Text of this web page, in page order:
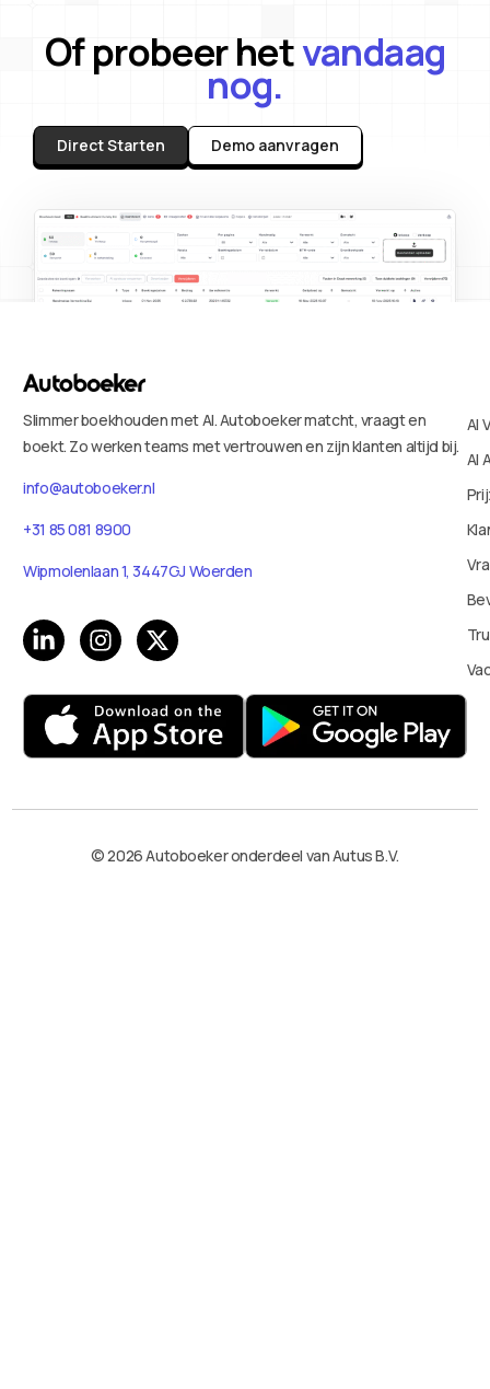
Of probeer hetvandaag
nog.
Direct Starten Demo aanvragen
Slimmer boekhouden met AI. Autoboeker matcht, vraagt en
boekt. Zo werken teams met vertrouwen en zijn klanten altijd bij.
info@autoboeker.nl
+31 85 081 8900
Wipmolenlaan 1, 3447GJ Woerden
AI
AI
© 2026 Autoboeker onderdeel van Autus B.V.